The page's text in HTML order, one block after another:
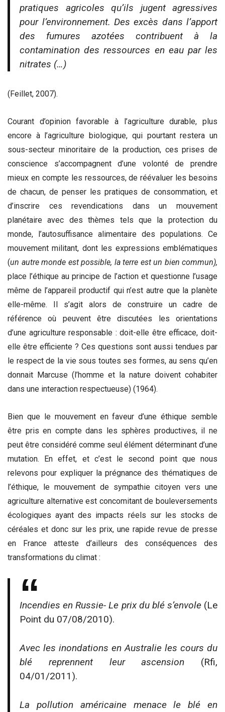
pratiques agricoles qu’ils jugent agressives
pour l’environnement. Des excès dans l’apport
des fumures azotées contribuent à la
contamination des ressources en eau par les
nitrates (…)
(Feillet, 2007).
Courant d’opinion favorable à l’agriculture durable, plus
encore à l’agriculture biologique, qui pourtant restera un
sous-secteur minoritaire de la production, ces prises de
conscience s’accompagnent d’une volonté de prendre
mieux en compte les ressources, de réévaluer les besoins
de chacun, de penser les pratiques de consommation, et
d’inscrire ces revendications dans un mouvement
planétaire avec des thèmes tels que la protection du
monde, l’autosuffisance alimentaire des populations. Ce
mouvement militant, dont les expressions emblématiques
(un autre monde est possible, la terre est un bien commun),
place l’éthique au principe de l’action et questionne l’usage
même de l’appareil productif qui n’est autre que la planète
elle-même. Il s’agit alors de construire un cadre de
référence où peuvent être discutées les orientations
d’une agriculture responsable : doit-elle être efficace, doit-
elle être efficiente ? Ces questions sont aussi tendues par
le respect de la vie sous toutes ses formes, au sens qu’en
donnait Marcuse (l’homme et la nature doivent cohabiter
dans une interaction respectueuse) (1964).
Bien que le mouvement en faveur d’une éthique semble
être pris en compte dans les sphères productives, il ne
peut être considéré comme seul élément déterminant d’une
mutation. En effet, et c’est le second point que nous
relevons pour expliquer la prégnance des thématiques de
l’éthique, le mouvement de sympathie citoyen vers une
agriculture alternative est concomitant de bouleversements
écologiques ayant des impacts réels sur les stocks de
céréales et donc sur les prix, une rapide revue de presse
en France atteste d’ailleurs des conséquences des
transformations du climat :
Incendies en Russie- Le prix du blé s’envole(Le
Point du 07/08/2010).
Avec les inondations en Australie les cours du
blé reprennent leur ascension (Rfi,
04/01/2011).
La pollution américaine menace le blé en